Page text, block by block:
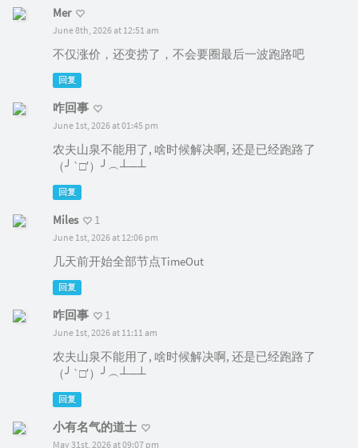
Mer
June 8th, 2026 at 12:51 am
不仅涨价，还变捞了，不会要圈最后一波跑路吧
回复
咋回事
June 1st, 2026 at 01:45 pm
农夫山泉不能用了, 啥时候解决啊, 还是已经跑路了
（╯‵□′）╯︵┴─┴
回复
Miles 1
June 1st, 2026 at 12:06 pm
几天前开始全部节点TimeOut
回复
咋回事 1
June 1st, 2026 at 11:11 am
农夫山泉不能用了, 啥时候解决啊, 还是已经跑路了
（╯‵□′）╯︵┴─┴
回复
小有名气的道士
May 31st, 2026 at 09:07 pm